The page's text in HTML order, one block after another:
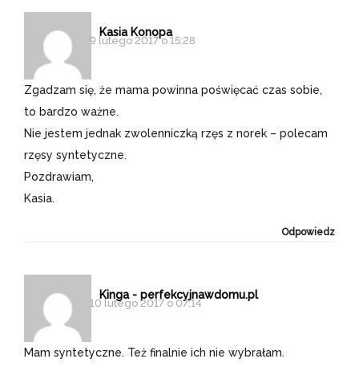
Kasia Konopa
9 lutego 2017 o 15:28
Zgadzam się, że mama powinna poświęcać czas sobie,
to bardzo ważne.
Nie jestem jednak zwolenniczką rzęs z norek – polecam
rzęsy syntetyczne.
Pozdrawiam,
Kasia.
Odpowiedz
Kinga - perfekcyjnawdomu.pl
10 lutego 2017 o 07:14
Mam syntetyczne. Też finalnie ich nie wybrałam.